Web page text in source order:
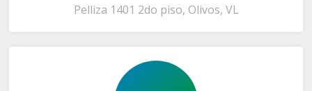
Pelliza 1401 2do piso, Olivos, VL